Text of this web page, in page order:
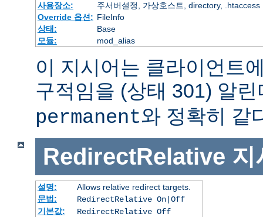
사용장소:
주서버설정, 가상호스트, directory, .htaccess
Override 옵션: FileInfo
상태:
Base
모듈:
mod_alias
이 지시어는 클라이언트
구적임을 (상태 301) 알
permanent와 정확히 같
RedirectRelative 지
설명:
Allows relative redirect targets.
문법:
RedirectRelative On|Off
기본값:
RedirectRelative Off